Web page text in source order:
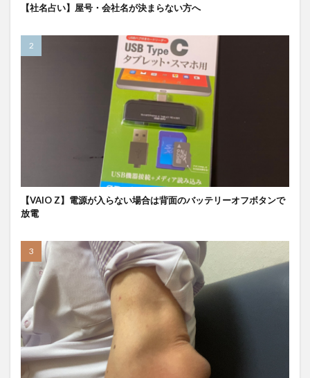
【社名占い】屋号・会社名が決まらない方へ
【VAIO Z】電源が入らない場合は背面のバッテリーオフボタンで
放電